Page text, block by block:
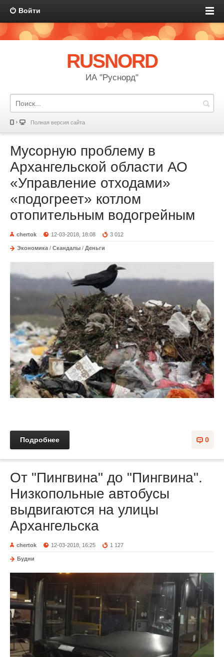
Войти
RUSNORD
ИА "Руснорд"
Полная версия сайта
Мусорную проблему в
Архангельской области АО
«Управление отходами»
«подогреет» котлом
отопительным водогрейным
chertok 12-03-2018, 18:08 3 012
Экономика / Скандалы / Деньги
0
Подробнее
От "Пингвина" до "Пингвина".
Низкопольные автобусы
выдвигаются на улицы
Архангельска
chertok 12-03-2018, 16:25 1 127
Будни